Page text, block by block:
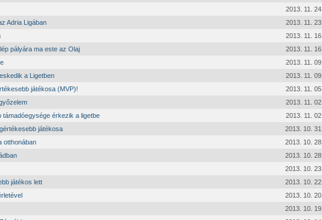
2013. 11. 24.
Adria Ligában
2013. 11. 23.
2013. 11. 16.
pályára ma este az Olaj
2013. 11. 16.
2013. 11. 09.
a Ligetben
2013. 11. 09.
játékosa (MVP)!
2013. 11. 05.
2013. 11. 02.
támadóegysége érkezik a ligetbe
2013. 11. 02.
játékosa
2013. 10. 31.
otthonában
2013. 10. 28.
2013. 10. 28.
2013. 10. 23.
játékos lett
2013. 10. 22.
2013. 10. 20.
2013. 10. 19.